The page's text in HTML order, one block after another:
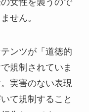
せん。
ンツが「道徳的
規制されていま
実害のない表現
て規制すること